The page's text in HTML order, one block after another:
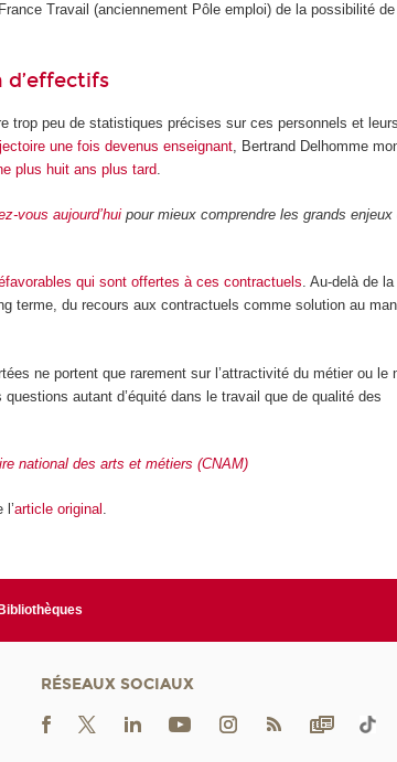
Travail (anciennement Pôle emploi) de la possibilité
d’effectifs
trop peu de statistiques précises sur ces personnels et
une fois devenus enseignant, Bertrand Delhomme
plus huit ans plus tard.
vous aujourd’hui pour mieux comprendre les grands enjeux
qui sont offertes à ces contractuels. Au-delà de
terme, du recours aux contractuels comme solution au
ne portent que rarement sur l’attractivité du métier ou le
autant d’équité dans le travail que de qualité des
national des arts et métiers (CNAM)
l’article original
Bibliothèques
RÉSEAUX SOCIAUX